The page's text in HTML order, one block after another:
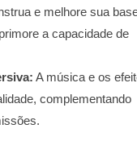
e melhore sua
a capacidade de
A música e os
complementando